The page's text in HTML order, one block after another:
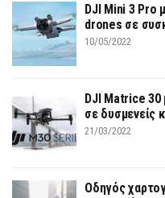
DJI Mini 3 Pro
drones σε
10/05/2022
DJI Matrice 30
σε δυσμενείς
21/03/2022
Οδηγός